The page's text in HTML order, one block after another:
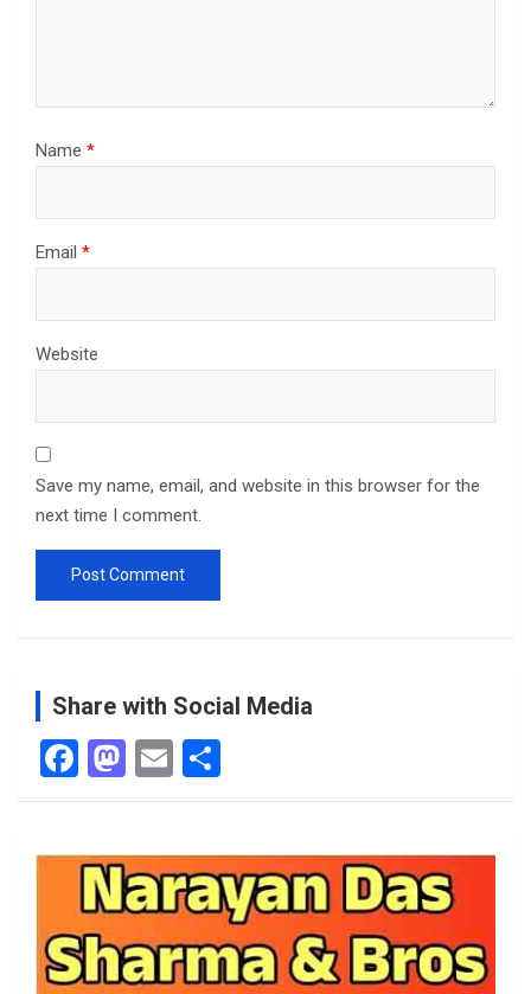
Name *
Email *
Website
Save my name, email, and website in this browser for the
next time I comment.
Share with Social Media
F
a
b
o
o
M
a
o
d
o
E
m h
e